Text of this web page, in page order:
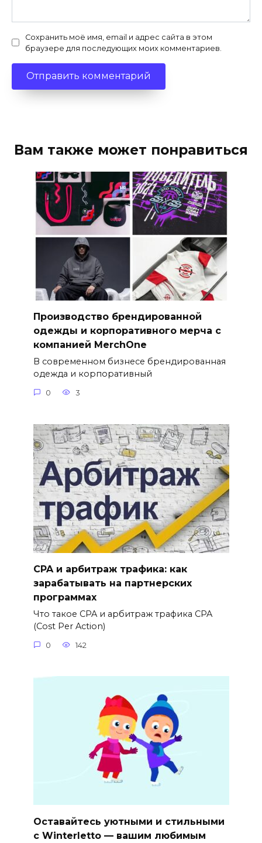
Сохранить моё имя, email и адрес сайта в этом
браузере для последующих моих комментариев.
Вам также может понравиться
Производство брендированной
одежды и корпоративного мерча с
компанией MerchOne
В современном бизнесе брендированная
одежда и корпоративный
0 3
CPA и арбитраж трафика: как
зарабатывать на партнерских
программах
Что такое CPA и арбитраж трафика CPA
(Cost Per Action)
0 142
Оставайтесь уютными и стильными
с Winterletto — вашим любимым